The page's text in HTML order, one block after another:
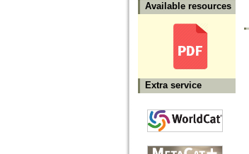
Available resources
Extra service